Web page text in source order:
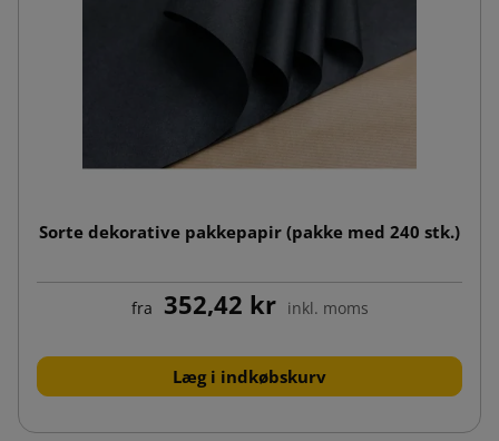
Sorte dekorative pakkepapir (pakke med 240 stk.)
fra 352,42 kr inkl. moms
Læg i indkøbskurv